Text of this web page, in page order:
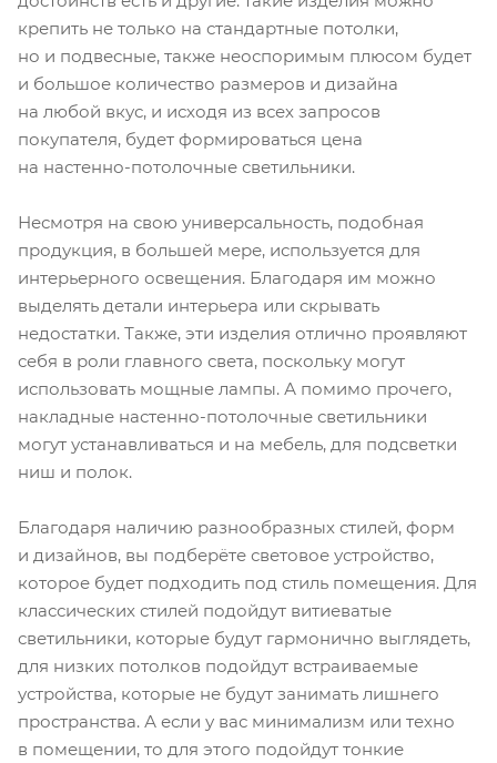
крепить не только на стандартные потолки,
но и подвесные, также неоспоримым плюсом будет
и большое количество размеров и дизайна
на любой вкус, и исходя из всех запросов
покупателя, будет формироваться цена
на настенно-потолочные светильники.
Несмотря на свою универсальность, подобная
продукция, в большей мере, используется для
интерьерного освещения. Благодаря им можно
выделять детали интерьера или скрывать
недостатки. Также, эти изделия отлично проявляют
себя в роли главного света, поскольку могут
использовать мощные лампы. А помимо прочего,
накладные настенно-потолочные светильники
могут устанавливаться и на мебель, для подсветки
ниш и полок.
Благодаря наличию разнообразных стилей, форм
и дизайнов, вы подберёте световое устройство,
которое будет подходить под стиль помещения. Для
классических стилей подойдут витиеватые
светильники, которые будут гармонично выглядеть,
для низких потолков подойдут встраиваемые
устройства, которые не будут занимать лишнего
пространства. А если у вас минимализм или техно
в помещении, то для этого подойдут тонкие